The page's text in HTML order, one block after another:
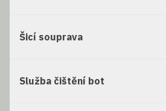
Šicí souprava
Služba čištění bot